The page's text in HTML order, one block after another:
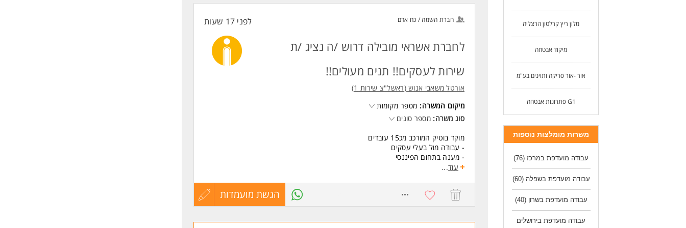
מלון ריץ קרלטון הרצליה
מיקוד אבטחה
אור -אור סריקה ותוינים בע"מ
G1 פתרונות אבטחה
משרות מומלצות נוספות
עבודה מועדפת במרכז (76)
עבודה מועדפת בשפלה (60)
עבודה מועדפת בשרון (40)
עבודה מועדפת בירושלים
דרישות:
אנגלית ברמה טובה - חובה
ניסיון בשירות לקוחות / חדרי בקרה - יתרון
נכונות לעבודה בצוות - חובה המשרה מיועדת לנשים ולגברים כאחד.
חברת השמה / כח אדם לפני 17 שעות
לחברת אשראי מובילה דרוש /ה נציג /ת
שירות לעסקים!! תנים מעולים!!
אורטל משאבי אנוש (ראשל"צ שירות 1)
מיקום המשרה: מספר מקומות
סוג משרה: מספר סוגים
מוקד בוטיק המורכב מכ15 עובדים
- עבודה מול בעלי עסקים
- מענה בתחום הפיננסי
-שירות עם פן מכירתי מינורי
א`-ה` 8:00-16:00 עם זמינות עד אחרון הממתינים
גמישות להורים- להתחיל עד 9:00 או לצאת ב-15:00, משרת סטודנט- 4 פעמים בשבוע.
מה תקבלו?!
עוד...
הגשת מועמדות
עדכון